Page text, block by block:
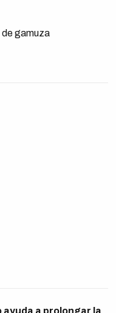
de gamuza
a prolongar la